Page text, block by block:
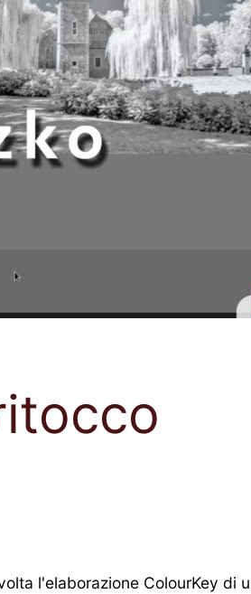
l'elaborazione ColourKey di